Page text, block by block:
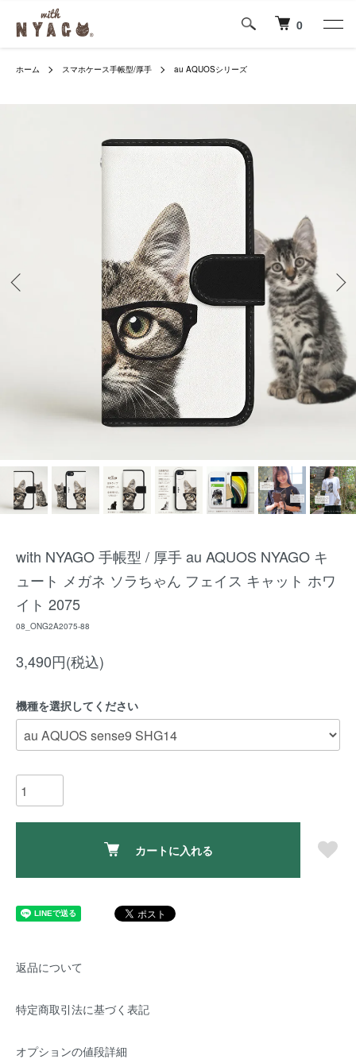
0
ホーム スマホケース手帳型/厚手 au AQUOSシリーズ
with NYAGO 手帳型 / 厚手 au AQUOS NYAGO キ
ュート メガネ ソラちゃん フェイス キャット ホワ
イト 2075
08_ONG2A2075-88
3,490円(税込)
機種を選択してください
カートに入れる
返品について
特定商取引法に基づく表記
オプションの値段詳細